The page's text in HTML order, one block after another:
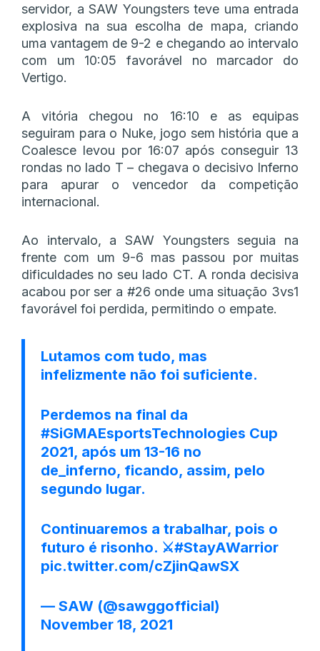
servidor, a SAW Youngsters teve uma entrada
explosiva na sua escolha de mapa, criando
uma vantagem de 9-2 e chegando ao intervalo
com um 10:05 favorável no marcador do
Vertigo.
A vitória chegou no 16:10 e as equipas
seguiram para o Nuke, jogo sem história que a
Coalesce levou por 16:07 após conseguir 13
rondas no lado T – chegava o decisivo Inferno
para apurar o vencedor da competição
internacional.
Ao intervalo, a SAW Youngsters seguia na
frente com um 9-6 mas passou por muitas
dificuldades no seu lado CT. A ronda decisiva
acabou por ser a #26 onde uma situação 3vs1
favorável foi perdida, permitindo o empate.
Lutamos com tudo, mas
infelizmente não foi suficiente.
Perdemos na final da
#SiGMAEsportsTechnologies Cup
2021, após um 13-16 no
de_inferno, ficando, assim, pelo
segundo lugar.
Continuaremos a trabalhar, pois o
futuro é risonho. ⚔️#StayAWarrior
pic.twitter.com/cZjinQawSX
— SAW (@sawggofficial)
November 18, 2021